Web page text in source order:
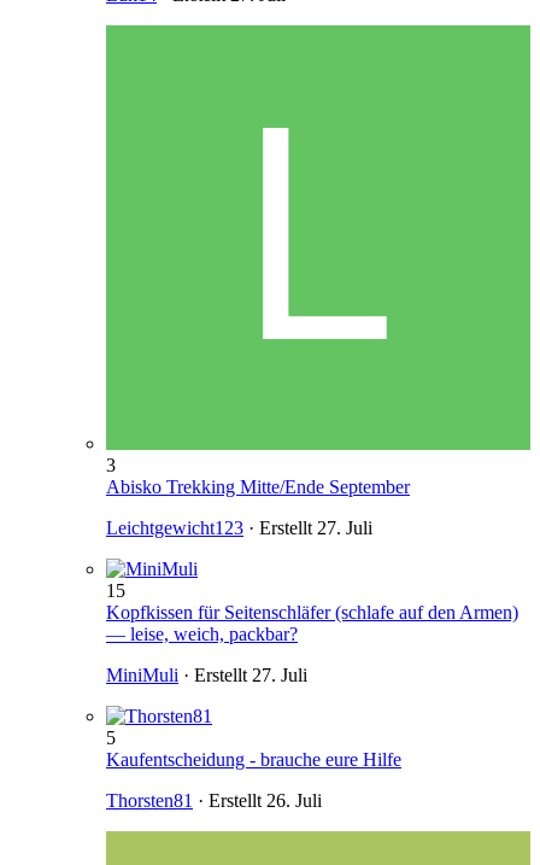
3
Abisko Trekking Mitte/Ende September
Leichtgewicht123 · Erstellt27. Juli
15
Kopfkissen für Seitenschläfer (schlafe auf den Armen)
— leise, weich, packbar?
MiniMuli · Erstellt27. Juli
5
Kaufentscheidung - brauche eure Hilfe
Thorsten81 · Erstellt26. Juli